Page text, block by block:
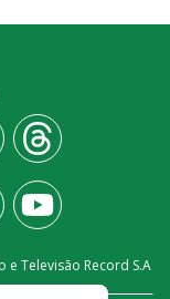
e Televisão Record S.A